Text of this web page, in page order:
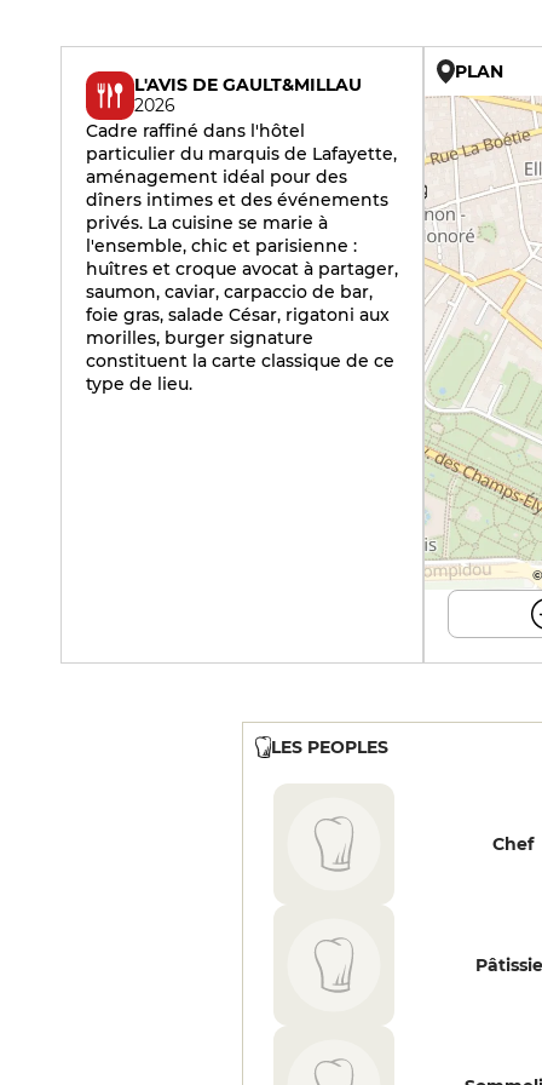
L'AVIS DE GAULT&MILLAU
2026
Cadre raffiné dans l'hôtel
particulier du marquis de Lafayette,
aménagement idéal pour des
dîners intimes et des événements
privés. La cuisine se marie à
l'ensemble, chic et parisienne :
huîtres et croque avocat à partager,
saumon, caviar, carpaccio de bar,
foie gras, salade César, rigatoni aux
morilles, burger signature
constituent la carte classique de ce
type de lieu.
PLAN
LES PEOPLES
Chef